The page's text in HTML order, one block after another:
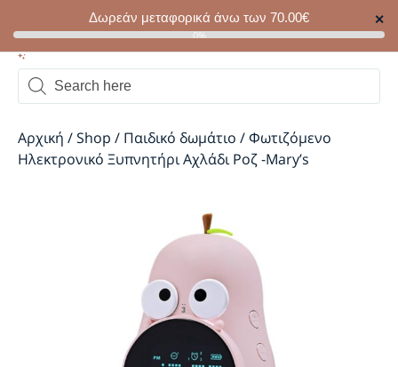
Δωρεάν μεταφορικά άνω των 70.00€ ✕
0%
Αρχική /Shop / Παιδικό δωμάτιο /Φωτιζόμενο
Ηλεκτρονικό Ξυπνητήρι Αχλάδι Ροζ -Mary’s